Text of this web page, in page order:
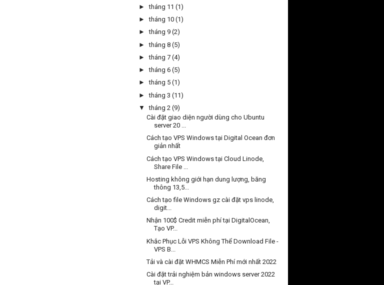
►tháng 11 (1)
►tháng 10 (1)
►tháng 9 (2)
►tháng 8 (5)
►tháng 7 (4)
►tháng 6 (5)
►tháng 5 (1)
►tháng 3 (11)
▼
tháng 2 (9)
Cài đặt giao diện người dùng cho Ubuntu
server 20 ...
Cách tạo VPS Windows tại Digital Ocean đơn
giản nhất
Cách tạo VPS Windows tại Cloud Linode,
Share File ...
Hosting không giới hạn dung lượng, băng
thông 13,5...
Cách tạo file Windows gz cài đặt vps linode,
digit...
Nhận 100$ Credit miễn phí tại DigitalOcean,
Tạo VP...
Khắc Phục Lỗi VPS Không Thể Download File -
VPS B...
Tải và cài đặt WHMCS Miễn Phí mới nhất 2022
Cài đặt trải nghiệm bản windows server 2022
tại VP...